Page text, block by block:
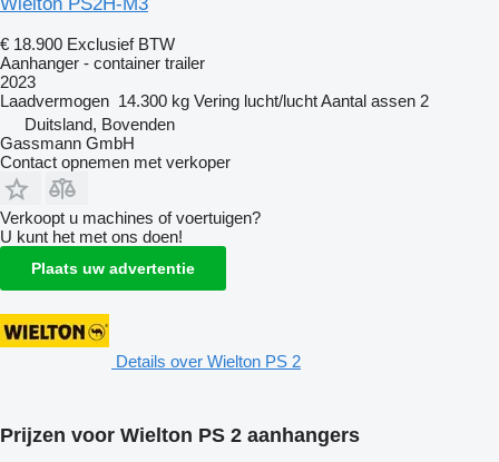
€ 18.900 Exclusief BTW
Aanhanger - container trailer
2023
Laadvermogen 14.300 kg Vering lucht/luchtAantal assen 2
Duitsland, Bovenden
Gassmann GmbH
Contact opnemen met verkoper
Verkoopt u machines of voertuigen?
U kunt het met ons doen!
Plaats uw advertentie
Details over Wielton PS 2
Prijzen voor Wielton PS 2 aanhangers